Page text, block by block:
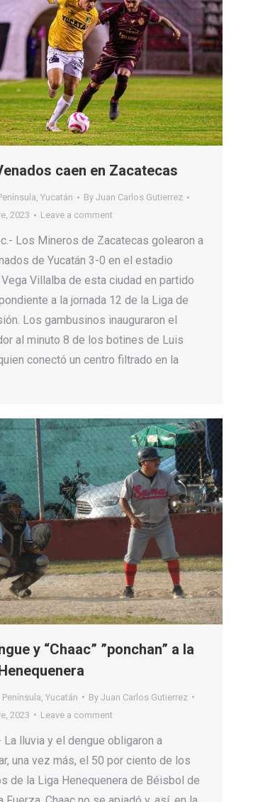
caen en Zacatecas
, Yucatán By Juan Carlos Gutierrez
2023
Leave a comment
Los Mineros de Zacatecas golearon a
de Yucatán 3-0 en el estadio
Villalba de esta ciudad en partido
a la jornada 12 de la Liga de
Los gambusinos inauguraron el
al minuto 8 de los botines de Luis
conectó un centro filtrado en la
y “Chaac” ”ponchan” a la
Península Yucatán By Juan Carlos Gutierrez
2023
Leave a comment
La lluvia y el dengue obligaron a
una vez más, el 50 por ciento de los
de la Liga Henequenera de Béisbol de